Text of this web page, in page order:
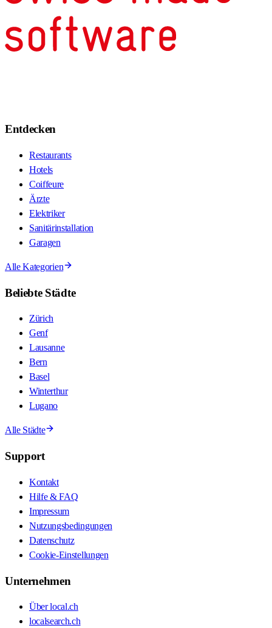
Entdecken
Restaurants
Hotels
Coiffeure
Ärzte
Elektriker
Sanitärinstallation
Garagen
Alle Kategorien
Beliebte Städte
Zürich
Genf
Lausanne
Bern
Basel
Winterthur
Lugano
Alle Städte
Support
Kontakt
Hilfe & FAQ
Impressum
Nutzungsbedingungen
Datenschutz
Cookie-Einstellungen
Unternehmen
Über local.ch
localsearch.ch